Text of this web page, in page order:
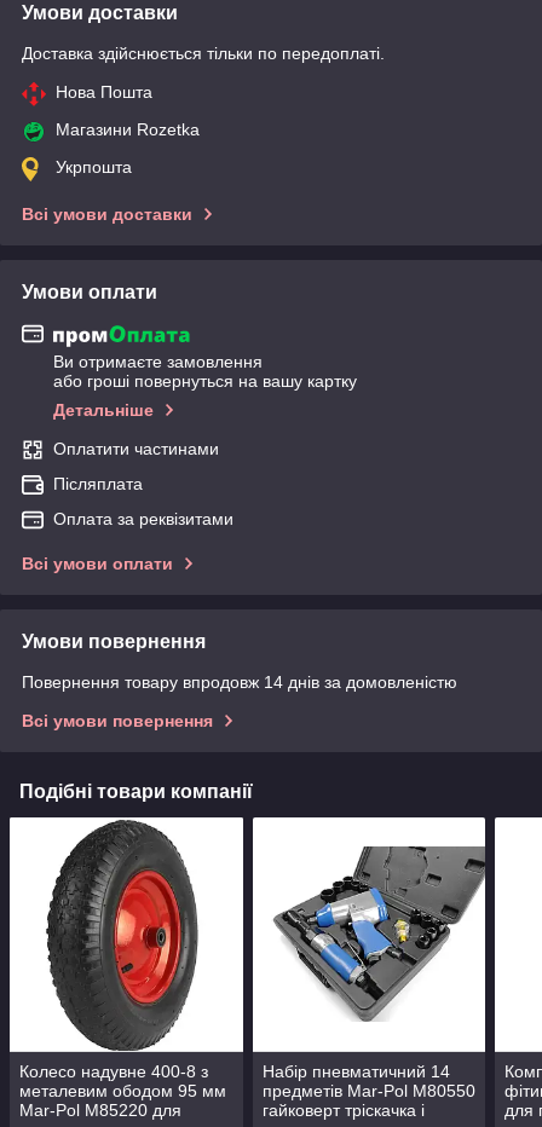
Умови доставки
Доставка здійснюється тільки по передоплаті.
Нова Пошта
Магазини Rozetka
Укрпошта
Всі умови доставки
Умови оплати
Ви отримаєте замовлення
або гроші повернуться на вашу картку
Детальніше
Оплатити частинами
Післяплата
Оплата за реквізитами
Всі умови оплати
Умови повернення
Повернення товару впродовж 14 днів за домовленістю
Всі умови повернення
Подібні товари компанії
Колесо надувне 400-8 з
металевим ободом 95 мм
Mar-Pol M85220 для
Набір пневматичний 14
предметів Mar-Pol M80550
гайковерт тріскачка і
для